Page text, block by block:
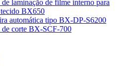
laminação de filme interno para
tecido BX650
automática tipo BX-DP-S6200
de corte BX-SCF-700